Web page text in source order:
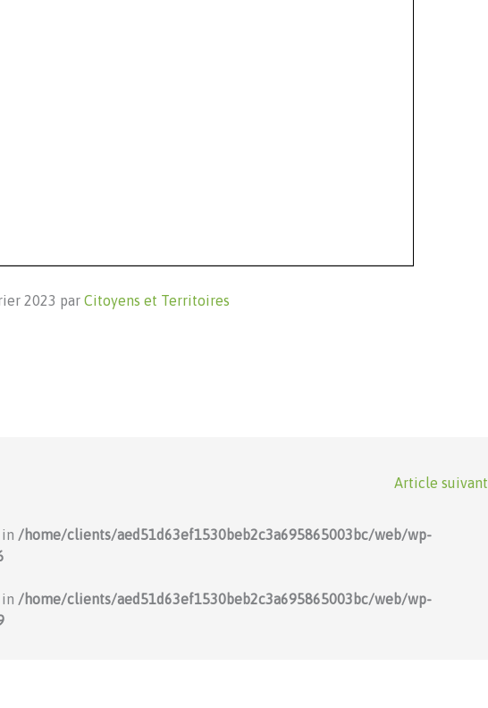
2023 par Citoyens et Territoires
Article suivant
/home/clients/aed51d63ef1530beb2c3a695865003bc/web/wp-
/home/clients/aed51d63ef1530beb2c3a695865003bc/web/wp-